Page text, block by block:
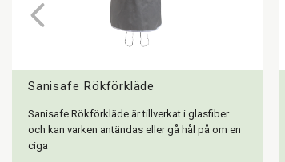
Sanisafe Rökförkläde
Sanisafe Rökförkläde är tillverkat i glasfiber
och kan varken antändas eller gå hål på om en
ciga